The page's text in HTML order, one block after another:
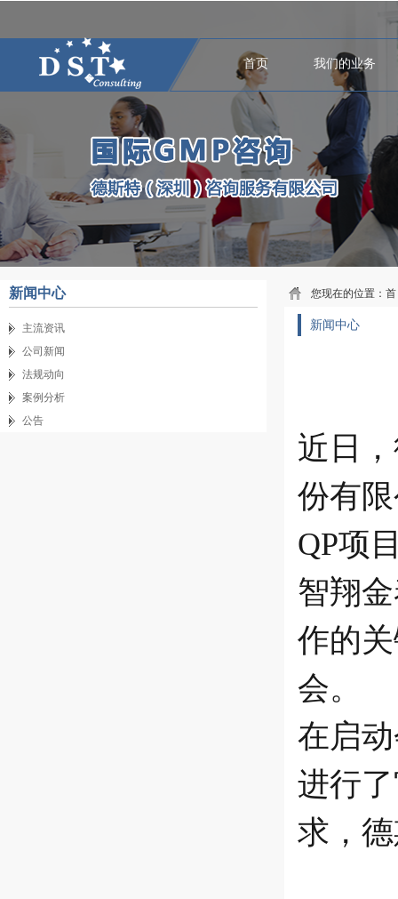
首页 我们的业务
新闻中心
主流资讯
公司新闻
法规动向
案例分析
公告
您现在的位置： 首
新闻中心
近日
份有
QP项
智翔
作的
会。
在启
进行
求，